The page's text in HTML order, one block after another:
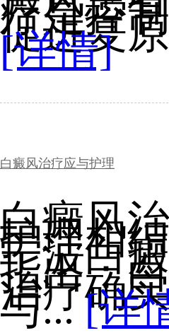
疗是控
促进复
[详情]
白癜风治疗应与护理
白癜风
护理相
宁波白
指出：
治疗确
与... [详